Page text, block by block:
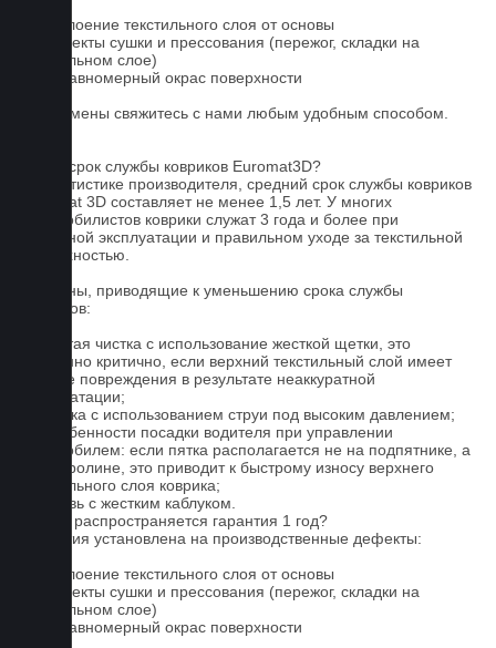
1. Отслоение текстильного слоя от основы
2. Дефекты сушки и прессования (пережог, складки на
текстильном слое)
3. Неравномерный окрас поверхности
Для замены свяжитесь с нами любым удобным способом.
Какой срок службы ковриков Euromat3D?
По статистике производителя, средний срок службы ковриков
Euromat 3D составляет не менее 1,5 лет. У многих
автомобилистов коврики служат 3 года и более при
бережной эксплуатации и правильном уходе за текстильной
поверхностью.
Причины, приводящие к уменьшению срока службы
ковриков:
1. Частая чистка с использование жесткой щетки, это
особенно критично, если верхний текстильный слой имеет
мелкие повреждения в результате неаккуратной
эксплуатации;
2. Мойка с использованием струи под высоким давлением;
3. Особенности посадки водителя при управлении
автомобилем: если пятка располагается не на подпятнике, а
на ковролине, это приводит к быстрому износу верхнего
текстильного слоя коврика;
4. Обувь с жестким каблуком.
На что распространяется гарантия 1 год?
Гарантия установлена на производственные дефекты:
1. Отслоение текстильного слоя от основы
2. Дефекты сушки и прессования (пережог, складки на
текстильном слое)
3. Неравномерный окрас поверхности